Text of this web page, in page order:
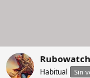
Rubowatch
Habitual Sin